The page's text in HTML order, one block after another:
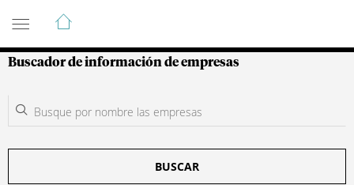
Guía de Empresas Colombianas
Buscador de información de empresas
BUSCAR